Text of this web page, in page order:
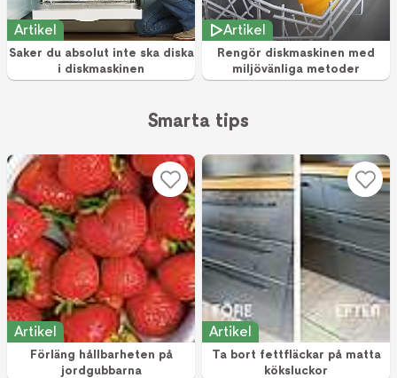
Artikel
Saker du absolut inte ska diska
i diskmaskinen
Artikel
Rengör diskmaskinen med
miljövänliga metoder
Smarta tips
Artikel
Förläng hållbarheten på
jordgubbarna
Artikel
Ta bort fettfläckar på matta
köksluckor